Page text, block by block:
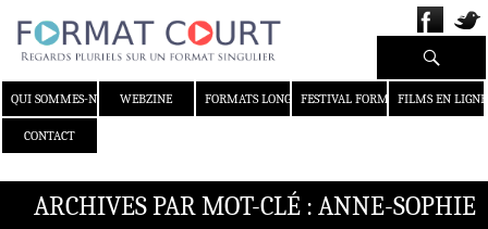
QUI SOMMES-NOUS ?WEBZINE FORMATS LONGS FESTIVAL FORMAT COURT
FILMS EN LIGNE
CONTACT
Recherche
ARCHIVES PAR MOT-CLÉ : ANNE-SOPHIE